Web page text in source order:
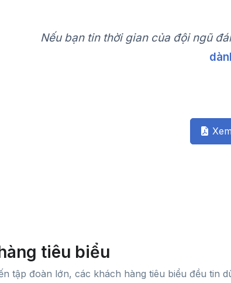
Nếu bạn tin thời gian của đội ngũ
tiêu biểu
tập đoàn lớn, các khách hàng tiêu biểu đều tin